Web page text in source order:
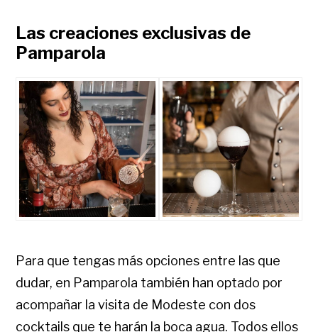
Las creaciones exclusivas de
Pamparola
Para que tengas más opciones entre las que
dudar, en Pamparola también han optado por
acompañar la visita de Modeste con dos
cocktails que te harán la boca agua. Todos ellos